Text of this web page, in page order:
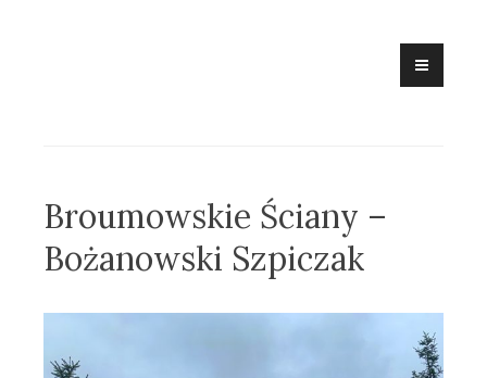
Broumowskie Ściany –
Bożanowski Szpiczak